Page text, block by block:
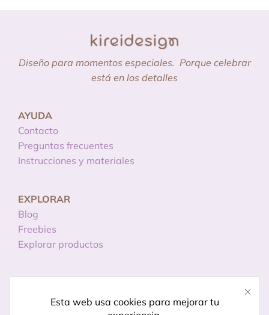
Esta web usa cookies para mejorar tu
Diseño para momentos especiales. Porque celebrar
está en los detalles
AYUDA
Contacto
Preguntas frecuentes
Instrucciones y materiales
EXPLORAR
Blog
Freebies
Explorar productos
Licencias de uso
Política de privacidad